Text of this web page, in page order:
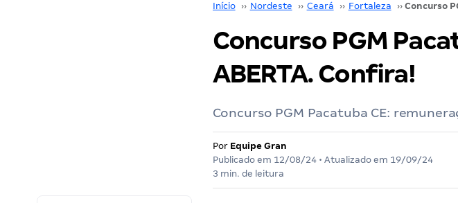
Início ›› Nordeste ›› Ceará ›› Fortaleza ››
Concurso PGM
ABERTA. Confira!
Concurso PGM Pacatuba CE:
Por Equipe Gran
Publicado em 12/08/24• Atualizado em 19/09/24
3 min. de leitura